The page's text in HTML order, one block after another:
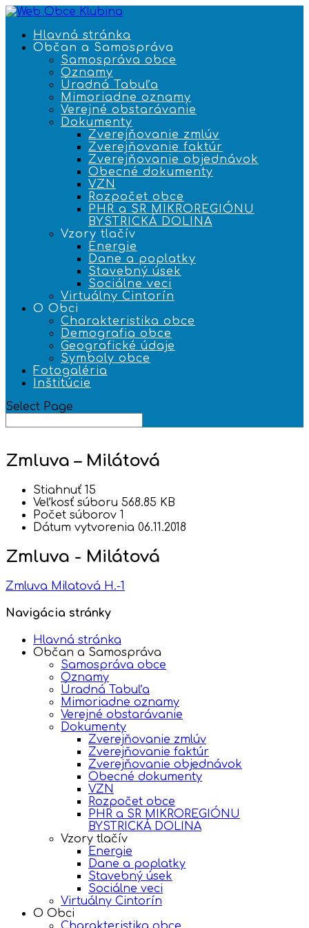
Hlavná stránka
Občan a Samospráva
Samospráva obce
Oznamy
Úradná Tabuľa
Mimoriadne oznamy
Verejné obstarávanie
Dokumenty
Zverejňovanie zmlúv
Zverejňovanie faktúr
Zverejňovanie objednávok
Obecné dokumenty
VZN
Rozpočet obce
PHR a SR MIKROREGIÓNU
BYSTRICKÁ DOLINA
Vzory tlačív
Energie
Dane a poplatky
Stavebný úsek
Sociálne veci
Virtuálny Cintorín
O Obci
Charakteristika obce
Demografia obce
Geografické údaje
Symboly obce
Fotogaléria
Inštitúcie
Select Page
Zmluva – Milátová
Stiahnuť 15
Veľkosť súboru 568.85 KB
Počet súborov 1
Dátum vytvorenia 06.11.2018
Zmluva - Milátová
Zmluva Milatová H.-1
Navigácia stránky
Hlavná stránka
Občan a Samospráva
Samospráva obce
Oznamy
Úradná Tabuľa
Mimoriadne oznamy
Verejné obstarávanie
Dokumenty
Zverejňovanie zmlúv
Zverejňovanie faktúr
Zverejňovanie objednávok
Obecné dokumenty
VZN
Rozpočet obce
PHR a SR MIKROREGIÓNU
BYSTRICKÁ DOLINA
Vzory tlačív
Energie
Dane a poplatky
Stavebný úsek
Sociálne veci
Virtuálny Cintorín
O Obci